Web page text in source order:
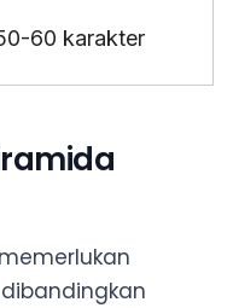
60 karakter